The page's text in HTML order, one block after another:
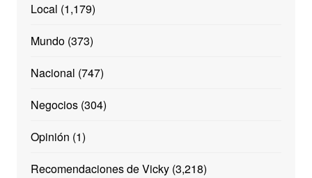
Local (1,179)
Mundo(373)
Nacional (747)
Negocios(304)
Opinión (1)
Recomendaciones de Vicky(3,218)